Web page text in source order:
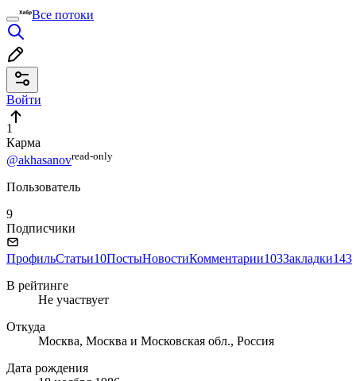
Все потоки
Войти
1
Карма
@akhasanovread⁠-⁠only
Пользователь
9
Подписчики
ПрофильСтатьи10ПостыНовостиКомментарии103Закладки143
В рейтинге
Не участвует
Откуда
Москва, Москва и Московская обл., Россия
Дата рождения